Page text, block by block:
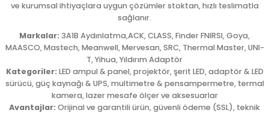
ve kurumsal ihtiyaçlara uygun çözümler stoktan, hızlı teslimatla
sağlanır.
Markalar: 3A1B Aydınlatma,ACK, CLASS, Finder FNIRSI, Goya,
MAASCO, Mastech, Meanwell, Mervesan, SRC, Thermal Master, UNI-
T, Yihua, Yıldırım Adaptör
Kategoriler: LED ampul & panel, projektör, şerit LED, adaptör & LED
sürücü, güç kaynağı & UPS, multimetre & pensampermetre, termal
kamera, lazer mesafe ölçer ve aksesuarlar
Avantajlar: Orijinal ve garantili ürün, güvenli ödeme (SSL), teknik